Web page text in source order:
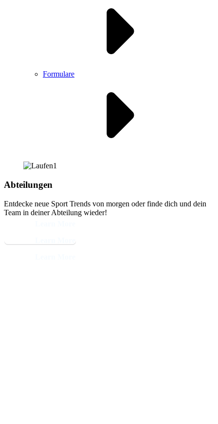
Formulare
Abteilungen
Entdecke neue Sport Trends von morgen oder finde dich und dein
Team in deiner Abteilung wieder!